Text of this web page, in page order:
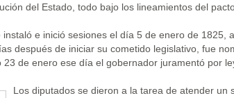
del Estado, todo bajo los lineamientos del
e inició sesiones el día 5 de enero de
después de iniciar su cometido legislativo, fue
de enero ese día el gobernador juramentó por
Los diputados se dieron a la tarea de atender